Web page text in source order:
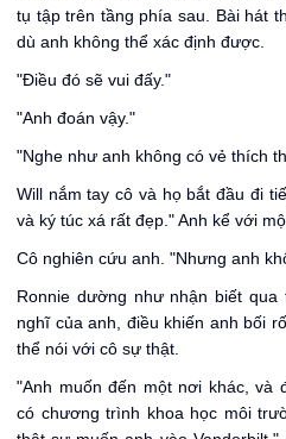
tụ tập trên tầng phía sau. Bài hát
dù anh không thể xác định được.
"Điều đó sẽ vui đấy."
"Anh đoán vậy."
"Nghe như anh không có vẻ thích
Will nắm tay cô và họ bắt đầu đi
và ký túc xá rất đẹp." Anh kể với
Cô nghiên cứu anh. "Nhưng anh
Ronnie dường như nhận biết
nghĩ của anh, điều khiến anh bối
thể nói với cô sự thật.
"Anh muốn đến một nơi khác, và
có chương trình khoa học môi